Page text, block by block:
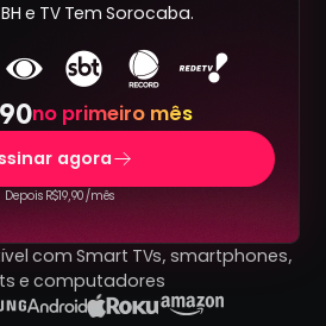
e TV Tem Sorocaba.
no primeiro mês
agora
Depois R$19,90 /mês
com Smart TVs, smartphones,
e computadores